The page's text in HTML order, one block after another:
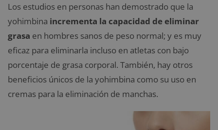
Los estudios en personas han demostrado que la
yohimbina incrementa la capacidad de eliminar
grasa en hombres sanos de peso normal; y es muy
eficaz para eliminarla incluso en atletas con bajo
porcentaje de grasa corporal. También, hay otros
beneficios únicos de la yohimbina como su uso en
cremas para la eliminación de manchas.